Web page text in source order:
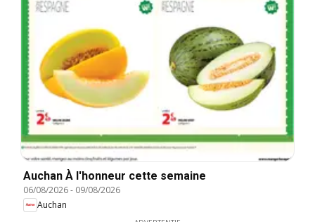
Auchan À l'honneur cette semaine
06/08/2026- 09/08/2026
Auchan